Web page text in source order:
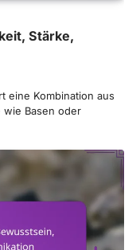
Stärke,
eine Kombination aus
wie Basen oder